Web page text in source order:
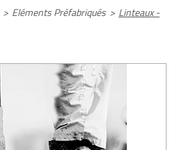
> Eléments Préfabriqués > Linteaux -